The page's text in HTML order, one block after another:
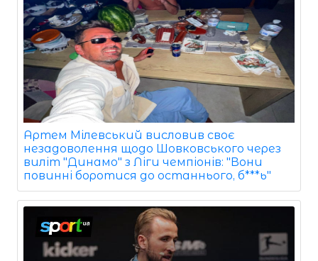
Артем Мілевський висловив своє
незадоволення щодо Шовковського через
виліт "Динамо" з Ліги чемпіонів: "Вони
повинні боротися до останнього, б***ь"